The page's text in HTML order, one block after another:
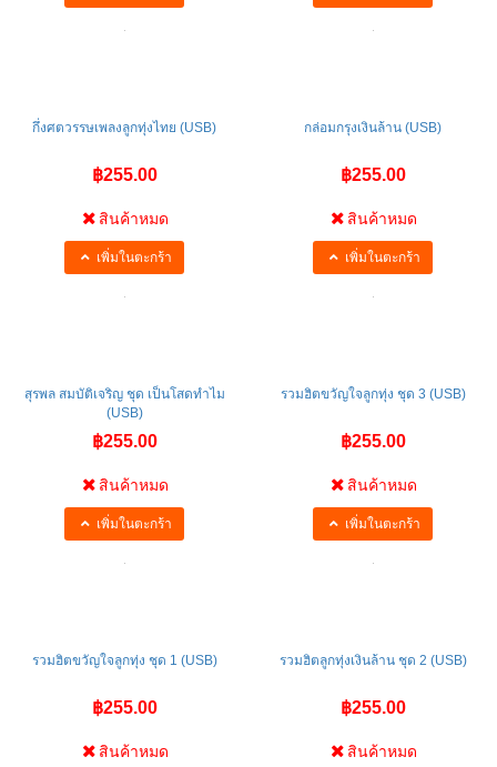
กึ่งศตวรรษเพลงลูกทุ่งไทย (USB)
฿255.00
สินค้าหมด
เพิ่มในตะกร้า
กล่อมกรุงเงินล้าน (USB)
฿255.00
สินค้าหมด
เพิ่มในตะกร้า
สุรพล สมบัติเจริญ ชุด เป็นโสดทำไม
(USB)
฿255.00
สินค้าหมด
เพิ่มในตะกร้า
รวมฮิตขวัญใจลูกทุ่ง ชุด 3 (USB)
฿255.00
สินค้าหมด
เพิ่มในตะกร้า
รวมฮิตขวัญใจลูกทุ่ง ชุด 1 (USB)
฿255.00
สินค้าหมด
รวมฮิตลูกทุ่งเงินล้าน ชุด 2 (USB)
฿255.00
สินค้าหมด